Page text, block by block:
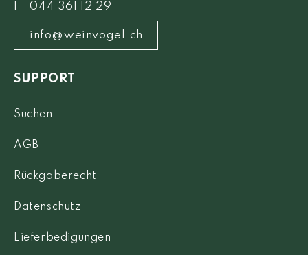
F 044 361 12 29
info@weinvogel.ch
SUPPORT
Suchen
AGB
Rückgaberecht
Datenschutz
Lieferbedigungen